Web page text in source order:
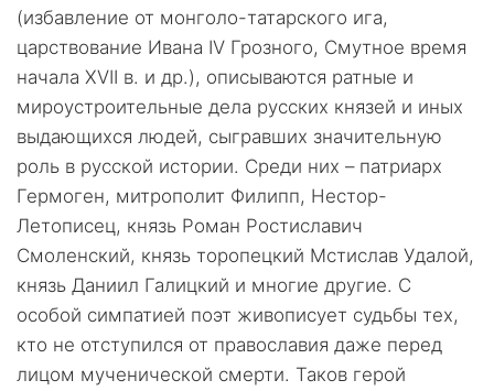
(избавление от монголо-татарского ига,
царствование Ивана IV Грозного, Смутное время
начала XVII в. и др.), описываются ратные и
мироустроительные дела русских князей и иных
выдающихся людей, сыгравших значительную
роль в русской истории. Среди них – патриарх
Гермоген, митрополит Филипп, Нестор-
Летописец, князь Роман Ростиславич
Смоленский, князь торопецкий Мстислав Удалой,
князь Даниил Галицкий и многие другие. С
особой симпатией поэт живописует судьбы тех,
кто не отступился от православия даже перед
лицом мученической смерти. Таков герой